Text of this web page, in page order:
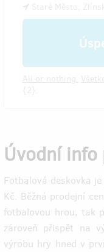
Úvodní
Fotbalová deskovka
Kč. Běžná prodejní
fotbalovou hrou, tak
zároveň přispět na
výrobu hry hned v